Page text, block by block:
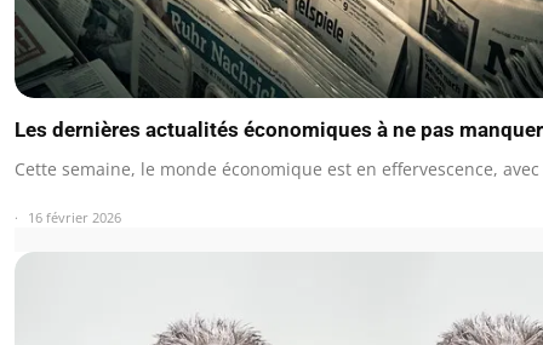
Les dernières actualités économiques à ne pas
Cette semaine, le monde économique est en effervescence,
16 février 2026